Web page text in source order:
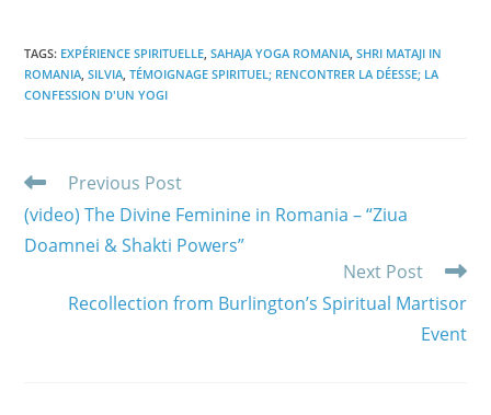
TAGS: EXPÉRIENCE SPIRITUELLE, SAHAJA YOGA ROMANIA, SHRI MATAJI IN
ROMANIA, SILVIA, TÉMOIGNAGE SPIRITUEL; RENCONTRER LA DÉESSE; LA
CONFESSION D'UN YOGI
Read
more
articles
Previous Post
(video) The Divine Feminine in Romania – “Ziua
Doamnei & Shakti Powers”
Next Post
Recollection from Burlington’s Spiritual Martisor
Event